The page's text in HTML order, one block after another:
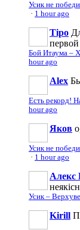
Усик не
· 1 hour ago
Tipo
Бой Итаума –
hour ago
Аlеx
Есть рекорд!
hour ago
Яков
Усик не
· 1 hour ago
Алекс
Усик –
Kirill